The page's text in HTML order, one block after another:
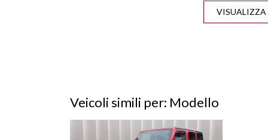
CRUISE CONTROL ADATTIVO
Veicoli simili per: Modello
Vedi dettagli